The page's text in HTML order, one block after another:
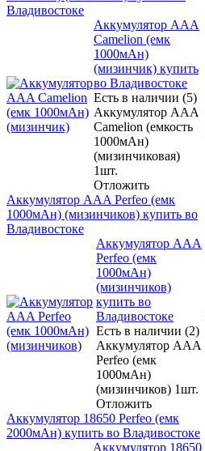
Владивостоке
Аккумулятор ААA
Camelion (емк
1000мАн)
(мизинчик) купить
во Владивостоке
Есть в наличии (5)
Аккумулятор ААA
Camelion (емкость
1000мАн)
(мизинчиковая)
1шт.
Отложить
Аккумулятор ААA Perfeo (емк
1000мАн) (мизинчиков) купить во
Владивостоке
Аккумулятор ААA
Perfeo (емк
1000мАн)
(мизинчиков)
купить во
Владивостоке
Есть в наличии (2)
Аккумулятор ААA
Perfeo (емк
1000мАн)
(мизинчиков) 1шт.
Отложить
Аккумулятор 18650 Perfeo (емк
2000мАн) купить во Владивостоке
Аккумулятор 18650